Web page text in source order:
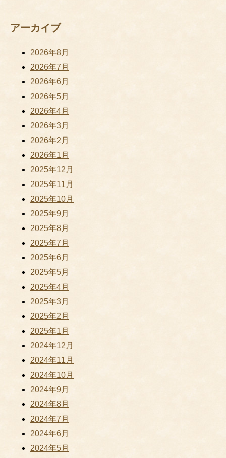
アーカイブ
2026年8月
2026年7月
2026年6月
2026年5月
2026年4月
2026年3月
2026年2月
2026年1月
2025年12月
2025年11月
2025年10月
2025年9月
2025年8月
2025年7月
2025年6月
2025年5月
2025年4月
2025年3月
2025年2月
2025年1月
2024年12月
2024年11月
2024年10月
2024年9月
2024年8月
2024年7月
2024年6月
2024年5月